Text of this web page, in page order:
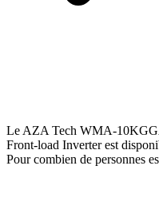
Le AZA Tech WMA-
Front-load Inverter est
Pour combien de personnes